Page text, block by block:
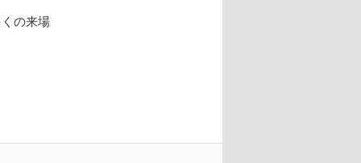
の来場